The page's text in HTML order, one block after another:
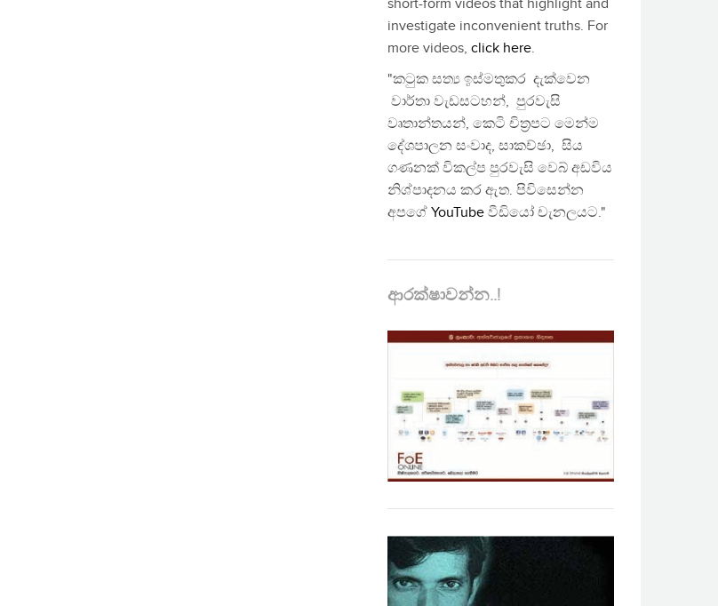
short-form videos that highlight and
investigate inconvenient truths. For
more videos, click here.
"කටුක සත්‍ය ඉස්මතුකර දැක්වෙන
වාර්තා වැඩසටහන්, පුරවැසි
වෘතාන්තයන්, කෙටි චිත්‍රපට මෙන්ම
දේශපාලන සංවාද, සාකච්ඡා, සිය
ගණනක් විකල්ප පුරවැසි වෙබ් අඩවිය
නිශ්පාදනය කර ඇත. පිවිසෙන්න
අපගේ YouTube වීඩියෝ චැනලයට."
ආරක්ෂාවන්න..!